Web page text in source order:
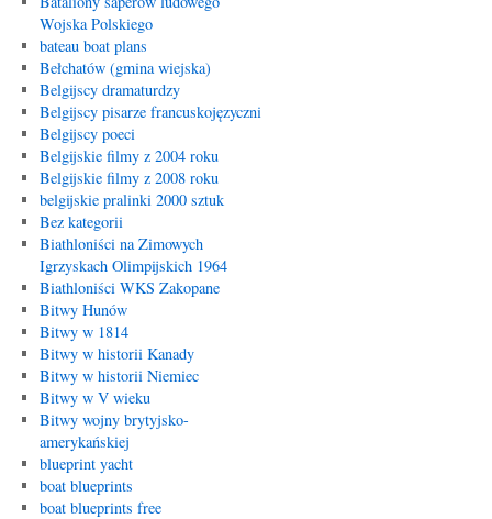
Wojska Polskiego
bateau boat plans
Bełchatów (gmina wiejska)
Belgijscy dramaturdzy
Belgijscy pisarze francuskojęzyczni
Belgijscy poeci
Belgijskie filmy z 2004 roku
Belgijskie filmy z 2008 roku
belgijskie pralinki 2000 sztuk
Bez kategorii
Biathloniści na Zimowych
Igrzyskach Olimpijskich 1964
Biathloniści WKS Zakopane
Bitwy Hunów
Bitwy w 1814
Bitwy w historii Kanady
Bitwy w historii Niemiec
Bitwy w V wieku
Bitwy wojny brytyjsko-
amerykańskiej
blueprint yacht
boat blueprints
boat blueprints free